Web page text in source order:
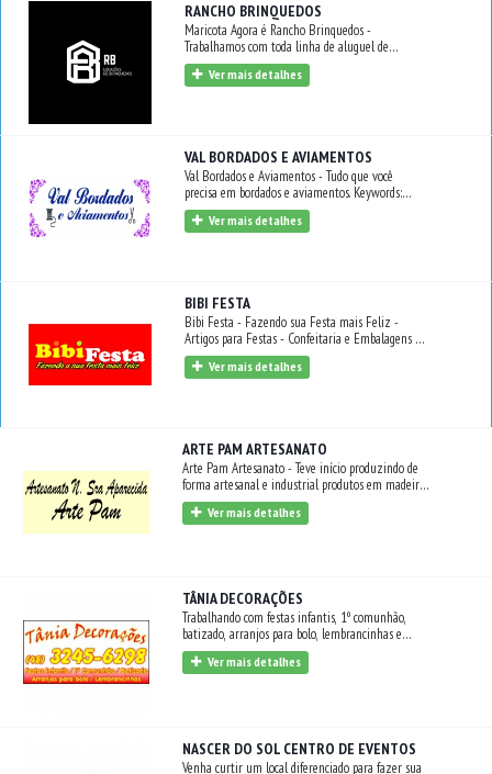
RANCHO BRINQUEDOS
Maricota Agora é Rancho Brinquedos -
Trabalhamos com toda linha de aluguel de
brinquedos, como: Infláveis - Bob Esponja - Pula
Pula - Casa de Palhaço - Cama Elástica - Piscina
Ver mais detalhes
VAL BORDADOS E AVIAMENTOS
Val Bordados e Aviamentos - Tudo que você
precisa em bordados e aviamentos. Keywords:
Costureira.
Ver mais detalhes
BIBI FESTA
Bibi Festa - Fazendo sua Festa mais Feliz -
Artigos para Festas - Confeitaria e Embalagens -
Gêneros Alimentícios.
Ver mais detalhes
ARTE PAM ARTESANATO
Arte Pam Artesanato - Teve início produzindo de
forma artesanal e industrial produtos em madeira
MDF. Hoje contamos com uma loja on-line
moderna, de fácil utilização com um valor justo e
empresarial séria e criativa. Tudo isso somado,
fazem com que o cliente tenha confiança, respeito
e a tranquilidade quando adquire nossos produtos.
Ver mais detalhes
TÂNIA DECORAÇÕES
Trabalhando com festas infantis, 1º comunhão,
batizado, arranjos para bolo, lembrancinhas e
muito mais.
Ver mais detalhes
NASCER DO SOL CENTRO DE EVENTOS
Venha curtir um local diferenciado para fazer sua